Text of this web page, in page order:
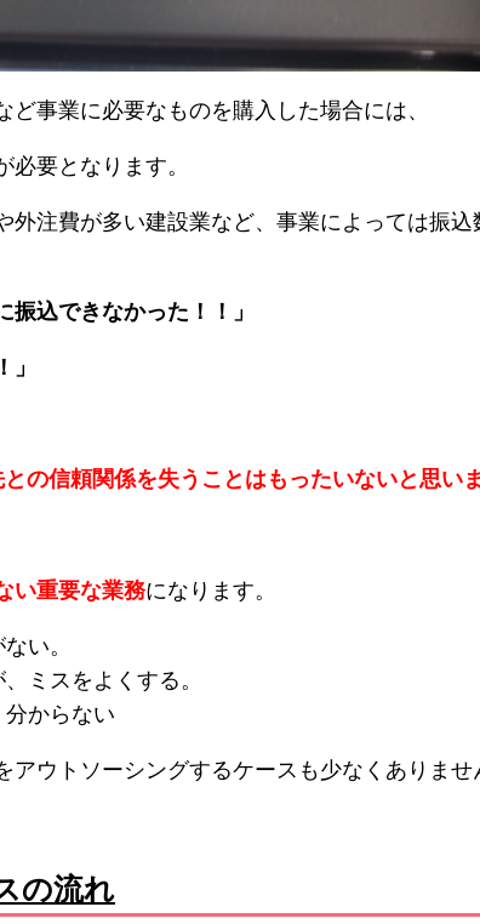
事業に必要なものを購入した場合には、
要となります。
外注費が多い建設業など、事業によっては振
振込できなかった！！」
の信頼関係を失うことはもったいないと思い
い重要な業務になります。
い。
ミスをよくする。
からない
アウトソーシングするケースも少なくありませ
の流れ